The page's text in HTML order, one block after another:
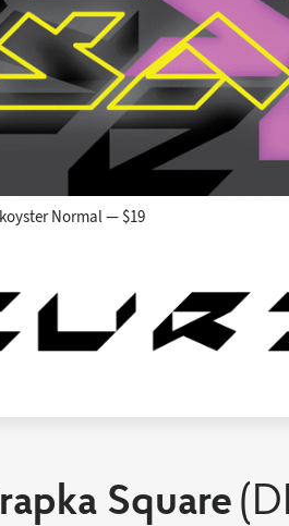
Normal — $19
Square